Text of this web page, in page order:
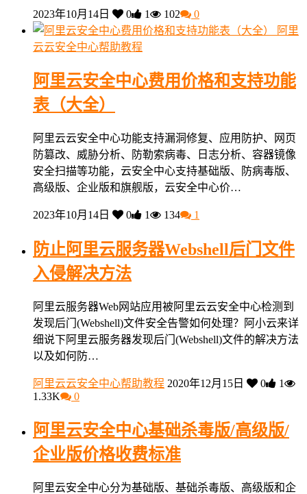
2023年10月14日 0 1 102
0
阿里
云云安全中心帮助教程
阿里云安全中心费用价格和支持功能
表（大全）
阿里云云安全中心功能支持漏洞修复、应用防护、网页
防篡改、威胁分析、防勒索病毒、日志分析、容器镜像
安全扫描等功能，云安全中心支持基础版、防病毒版、
高级版、企业版和旗舰版，云安全中心价…
2023年10月14日 0 1 134 1
防止阿里云服务器Webshell后门文件
入侵解决方法
阿里云服务器Web网站应用被阿里云云安全中心检测到
发现后门(Webshell)文件安全告警如何处理？阿小云来详
细说下阿里云服务器发现后门(Webshell)文件的解决方法
以及如何防…
阿里云云安全中心帮助教程 2020年12月15日 0
1
1.33K
0
阿里云安全中心基础杀毒版/高级版/
企业版价格收费标准
阿里云安全中心分为基础版、基础杀毒版、高级版和企